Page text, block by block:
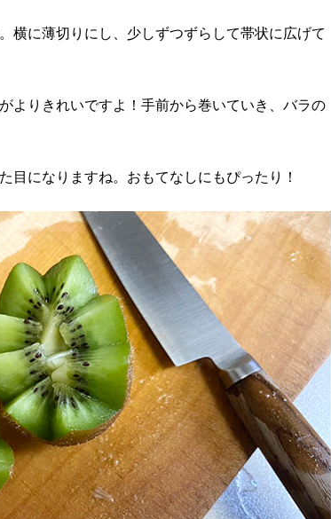
横に薄切りにし、少しずつずらして帯状に広げて
よりきれいですよ！手前から巻いていき、バラの
目になりますね。おもてなしにもぴったり！